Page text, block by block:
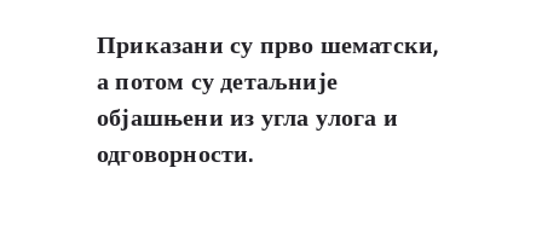
Приказани су прво шематски,
а потом су детаљније
објашњени из угла улога и
одговорности.